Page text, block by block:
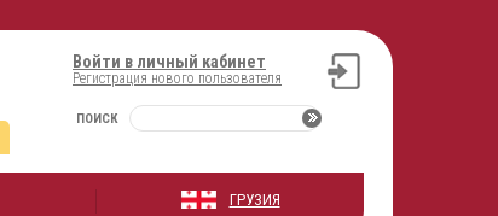
Войти в личный кабинет
Регистрация нового пользователя
ПОИСК
ГРУЗИЯ